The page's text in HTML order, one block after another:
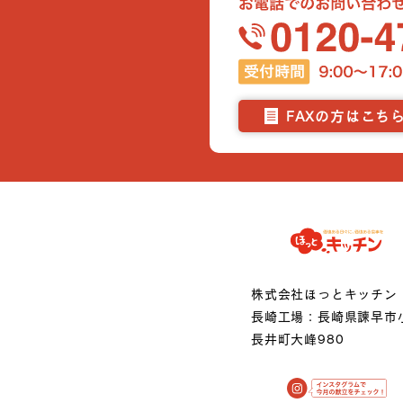
FAXの方はこち
株式会社ほっとキッチン
長崎工場：長崎県諫早市
長井町大峰980